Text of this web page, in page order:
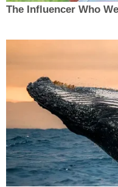
The Influencer Who